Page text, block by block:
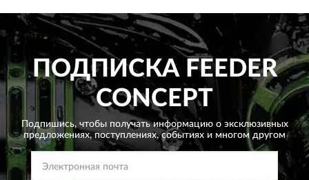
ПОДПИСКАFEEDER
CONCEPT
Подпишись, чтобы получать информацию о эксклюзивных
предложениях,поступлениях, событиях и многом другом